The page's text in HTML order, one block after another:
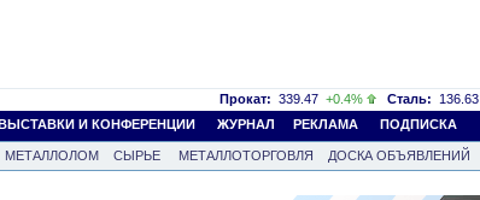
Прокат: 339.47 +0.4% Сталь: 136.63
И КОНФЕРЕНЦИИ ЖУРНАЛ РЕКЛАМА ПОДПИСКА
МЕТАЛЛОЛОМ СЫРЬЕ МЕТАЛЛОТОРГОВЛЯ
ДОСКА ОБЪЯВЛЕНИЙ